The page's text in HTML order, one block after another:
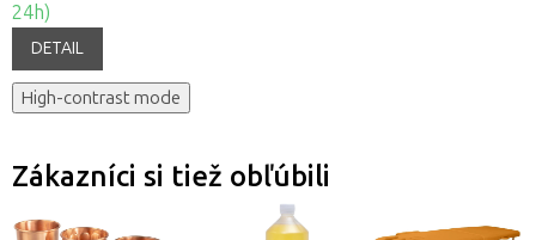
24h)
DETAIL
High-contrast mode
Zákazníci si tiež obľúbili